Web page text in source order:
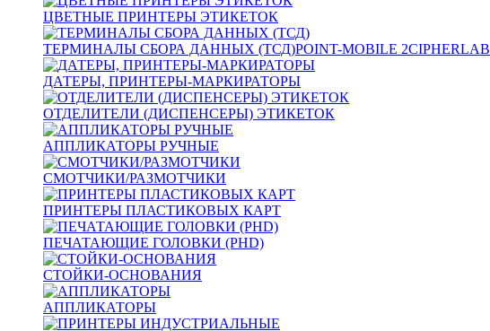
ЦВЕТНЫЕ ПРИНТЕРЫ ЭТИКЕТОК
ТЕРМИНАЛЫ СБОРА ДАННЫХ (ТСД)POINT-MOBILE 2CIPHERLAB
ДАТЕРЫ, ПРИНТЕРЫ-МАРКИРАТОРЫ
ОТДЕЛИТЕЛИ (ДИСПЕНСЕРЫ) ЭТИКЕТОК
АППЛИКАТОРЫ РУЧНЫЕ
СМОТЧИКИ/РАЗМОТЧИКИ
ПРИНТЕРЫ ПЛАСТИКОВЫХ КАРТ
ПЕЧАТАЮЩИЕ ГОЛОВКИ (PHD)
СТОЙКИ-ОСНОВАНИЯ
АППЛИКАТОРЫ